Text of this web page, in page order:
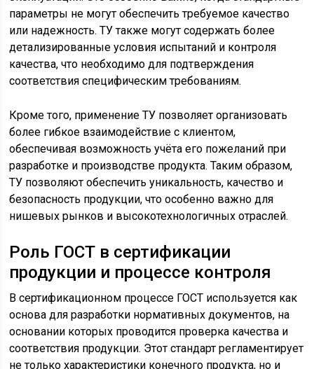
параметры не могут обеспечить требуемое качество
или надежность. ТУ также могут содержать более
детализированные условия испытаний и контроля
качества, что необходимо для подтверждения
соответствия специфическим требованиям.
Кроме того, применение ТУ позволяет организовать
более гибкое взаимодействие с клиентом,
обеспечивая возможность учёта его пожеланий при
разработке и производстве продукта. Таким образом,
ТУ позволяют обеспечить уникальность, качество и
безопасность продукции, что особенно важно для
нишевых рынков и высокотехнологичных отраслей.
Роль ГОСТ в сертификации
продукции и процессе контроля
В сертификационном процессе ГОСТ используется как
основа для разработки нормативных документов, на
основании которых проводится проверка качества и
соответствия продукции. Этот стандарт регламентирует
не только характеристики конечного продукта, но и